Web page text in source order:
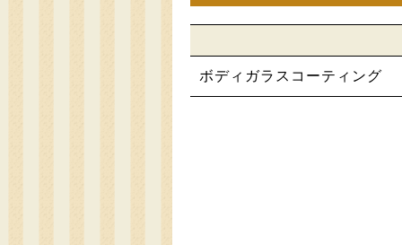
ボディガラスコーティング